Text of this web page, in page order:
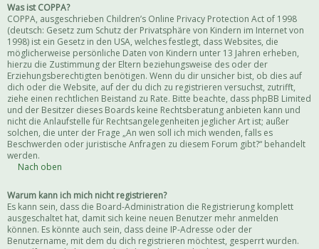
Was ist COPPA?
COPPA, ausgeschrieben Children’s Online Privacy Protection Act of 1998
(deutsch: Gesetz zum Schutz der Privatsphäre von Kindern im Internet von
1998) ist ein Gesetz in den USA, welches festlegt, dass Websites, die
möglicherweise persönliche Daten von Kindern unter 13 Jahren erheben,
hierzu die Zustimmung der Eltern beziehungsweise des oder der
Erziehungsberechtigten benötigen. Wenn du dir unsicher bist, ob dies auf
dich oder die Website, auf der du dich zu registrieren versuchst, zutrifft,
ziehe einen rechtlichen Beistand zu Rate. Bitte beachte, dass phpBB Limited
und der Besitzer dieses Boards keine Rechtsberatung anbieten kann und
nicht die Anlaufstelle für Rechtsangelegenheiten jeglicher Art ist; außer
solchen, die unter der Frage „An wen soll ich mich wenden, falls es
Beschwerden oder juristische Anfragen zu diesem Forum gibt?“ behandelt
werden.
Nach oben
Warum kann ich mich nicht registrieren?
Es kann sein, dass die Board-Administration die Registrierung komplett
ausgeschaltet hat, damit sich keine neuen Benutzer mehr anmelden
können. Es könnte auch sein, dass deine IP-Adresse oder der
Benutzername, mit dem du dich registrieren möchtest, gesperrt wurden.